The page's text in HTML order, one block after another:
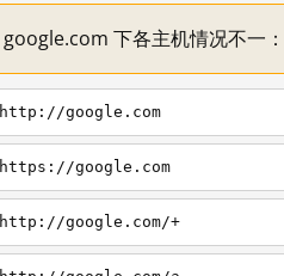
google.com 下各主机情况不一
http://google.com
https://google.com
http://google.com/+